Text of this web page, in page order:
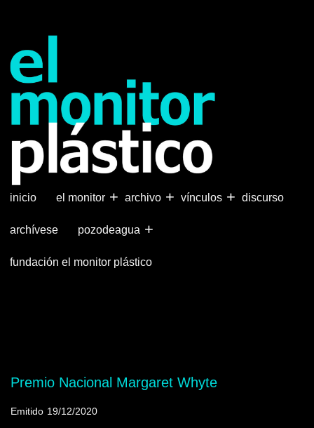
principal
inicio +
el monitor +
archivo +
vínculos discurso
archívese +
pozodeagua
fundación el monitor plástico
Premio Nacional Margaret Whyte
Emitido 19/12/2020